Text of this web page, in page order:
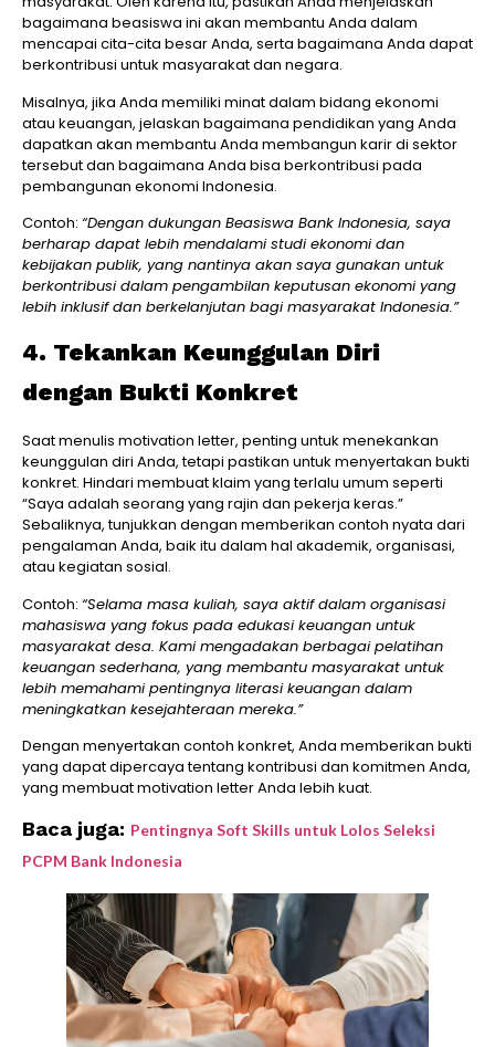
bagaimana beasiswa ini akan membantu Anda dalam
mencapai cita-cita besar Anda, serta bagaimana Anda dapat
berkontribusi untuk masyarakat dan negara.
Misalnya, jika Anda memiliki minat dalam bidang ekonomi
atau keuangan, jelaskan bagaimana pendidikan yang Anda
dapatkan akan membantu Anda membangun karir di sektor
tersebut dan bagaimana Anda bisa berkontribusi pada
pembangunan ekonomi Indonesia.
Contoh: “Dengan dukungan Beasiswa Bank Indonesia, saya
berharap dapat lebih mendalami studi ekonomi dan
kebijakan publik, yang nantinya akan saya gunakan untuk
berkontribusi dalam pengambilan keputusan ekonomi yang
lebih inklusif dan berkelanjutan bagi masyarakat Indonesia.”
4. Tekankan Keunggulan Diri
dengan Bukti Konkret
Saat menulis motivation letter, penting untuk menekankan
keunggulan diri Anda, tetapi pastikan untuk menyertakan bukti
konkret. Hindari membuat klaim yang terlalu umum seperti
“Saya adalah seorang yang rajin dan pekerja keras.”
Sebaliknya, tunjukkan dengan memberikan contoh nyata dari
pengalaman Anda, baik itu dalam hal akademik, organisasi,
atau kegiatan sosial.
Contoh: “Selama masa kuliah, saya aktif dalam organisasi
mahasiswa yang fokus pada edukasi keuangan untuk
masyarakat desa. Kami mengadakan berbagai pelatihan
keuangan sederhana, yang membantu masyarakat untuk
lebih memahami pentingnya literasi keuangan dalam
meningkatkan kesejahteraan mereka.”
Dengan menyertakan contoh konkret, Anda memberikan bukti
yang dapat dipercaya tentang kontribusi dan komitmen Anda,
yang membuat motivation letter Anda lebih kuat.
Baca juga: Pentingnya Soft Skills untuk Lolos Seleksi
PCPM Bank Indonesia